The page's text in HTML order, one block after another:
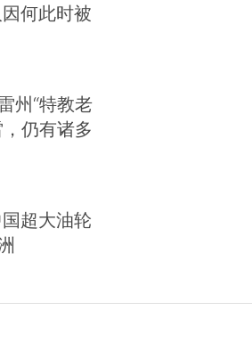
何此时被
州“特教老
仍有诸多
超大油轮